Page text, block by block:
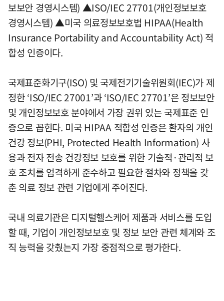
보보안 경영시스템) ▲ISO/IEC 27701(개인정보보호
경영시스템) ▲미국 의료정보보호법 HIPAA(Health
Insurance Portability and Accountability Act) 적
합성 인증이다.
국제표준화기구(ISO) 및 국제전기기술위원회(IEC)가 제
정한 ‘ISO/IEC 27001’과 ‘ISO/IEC 27701’은 정보보안
및 개인정보보호 분야에서 가장 권위 있는 국제표준 인
증으로 꼽힌다. 미국 HIPAA 적합성 인증은 환자의 개인
건강 정보(PHI, Protected Health Information) 사
용과 전자 전송 건강정보 보호를 위한 기술적·관리적 보
호 조치를 엄격하게 준수하고 필요한 절차와 정책을 갖
춘 의료 정보 관련 기업에게 주어진다.
국내 의료기관은 디지털헬스케어 제품과 서비스를 도입
할 때, 기업이 개인정보보호 및 정보 보안 관련 체계와 조
직 능력을 갖췄는지 가장 중점적으로 평가한다.